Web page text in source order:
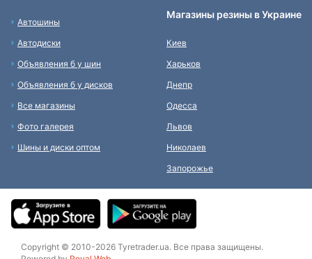
Автошины
Автодиски
Объявления б у шин
Объявления б у дисков
Все магазины
Фото галерея
Шины и диски оптом
Магазины резины в Украине
Киев
Харьков
Днепр
Одесса
Львов
Николаев
Запорожье
Copyright © 2010-2026 Tyretrader.ua. Все права защищены.